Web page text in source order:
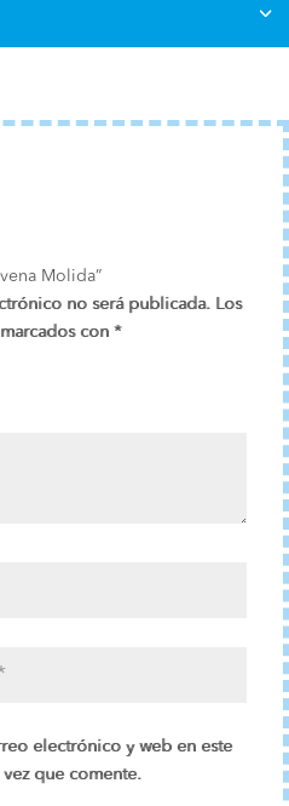
Molida”
no será publicada. Los
con *
electrónico y web en este
que comente.